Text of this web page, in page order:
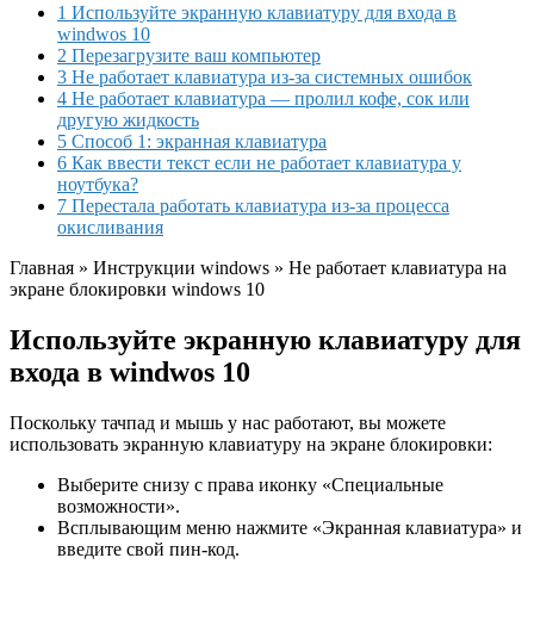
1 Используйте экранную клавиатуру для входа в
windwos 10
2 Перезагрузите ваш компьютер
3 Не работает клавиатура из-за системных ошибок
4 Не работает клавиатура — пролил кофе, сок или
другую жидкость
5 Способ 1: экранная клавиатура
6 Как ввести текст если не работает клавиатура у
ноутбука?
7 Перестала работать клавиатура из-за процесса
окисливания
Главная » Инструкции windows » Не работает клавиатура на
экране блокировки windows 10
Используйте экранную клавиатуру для
входа в windwos 10
Поскольку тачпад и мышь у нас работают, вы можете
использовать экранную клавиатуру на экране блокировки:
Выберите снизу с права иконку «Специальные
возможности».
Всплывающим меню нажмите «Экранная клавиатура» и
введите свой пин-код.